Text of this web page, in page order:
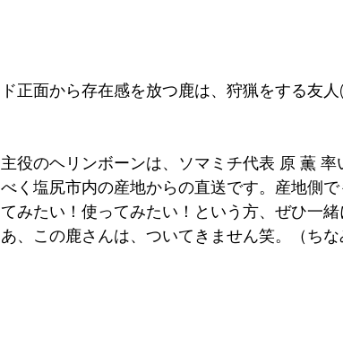
ド正面から存在感を放つ鹿は、狩猟をする友
主役のヘリンボーンは、ソマミチ代表 原 薫
べく塩尻市内の産地からの直送です。産地側
てみたい！使ってみたい！という方、ぜひ一緒
あ、この鹿さんは、ついてきません笑。（ち